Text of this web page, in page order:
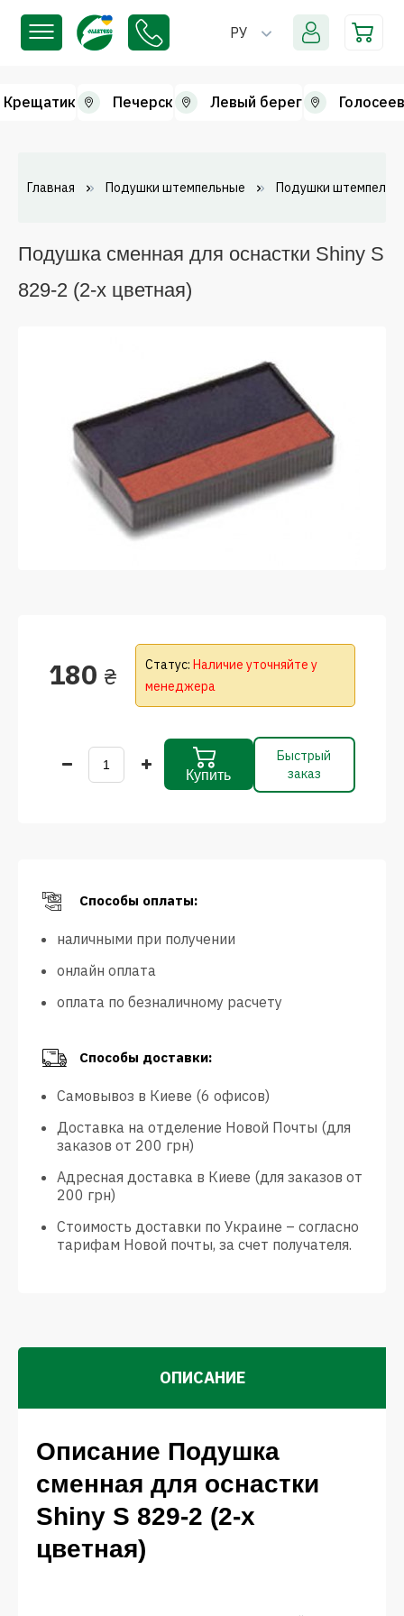
РУ
Крещатик Печерск Левый берег
Главная Подушки штемпельные Подушки
Подушка сменная для оснастки Shiny S
829-2 (2-х цветная)
180 ₴ Статус: Наличие уточняйте у
менеджера
Купить
Быстрый
заказ
Способы оплаты:
наличными при получении
онлайн оплата
оплата по безналичному расчету
Способы доставки:
Самовывоз в Киеве (6 офисов)
Доставка на отделение Новой Почты (для
заказов от 200 грн)
Адресная доставка в Киеве (для заказов от
200 грн)
Стоимость доставки по Украине – согласно
тарифам Новой почты, за счет получателя.
ОПИСАНИЕ
Описание Подушка
сменная для оснастки
Shiny S 829-2 (2-х
цветная)